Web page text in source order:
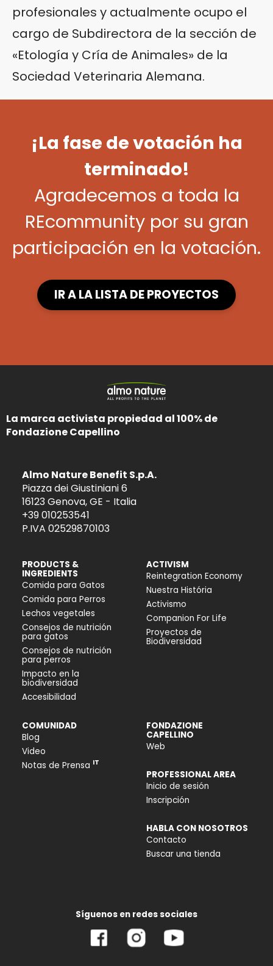
profesionales y actualmente ocupo el
cargo de Subdirectora de la sección de
«Etología y Cría de Animales» de la
Sociedad Veterinaria Alemana.
¡La fase de votación ha
terminado!
Agradecemos a toda la
REcommunitypor su gran
participación en la votación.
IR A LA LISTA DE PROYECTOS
La marca activista propiedad al 100% de
Fondazione Capellino
Almo Nature Benefit S.p.A.
Piazza dei Giustiniani 6
16123 Genova, GE - Italia
+39 010253541
P.IVA 02529870103
PRODUCTS &
INGREDIENTS
Comida para Gatos
Comida para Perros
Lechos vegetales
Consejos de nutrición
para gatos
Consejos de nutrición
para perros
Impacto en la
biodiversidad
Accesibilidad
ACTIVISM
Reintegration Economy
Nuestra História
Activismo
Companion For Life
Proyectos de
Biodiversidad
COMUNIDAD
Blog
Video
Notas de Prensa IT
FONDAZIONE
CAPELLINO
Web
PROFESSIONAL AREA
Inicio de sesión
Inscripción
HABLA CON NOSOTROS
Contacto
Buscar una tienda
Síguenos en redes sociales